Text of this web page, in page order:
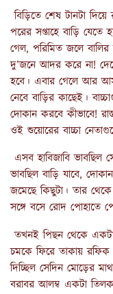
বিড়িতে শেষ টানটা
পরের সপ্তাহে বাড়ি
গেল, পরিমিত জলে বালির
দু’জনে আদর করে না!
হবে। এবার গেলে আর
নেবে বাড়ির কাছেই।
দোকান করবে কীভাবে!
ওই শুয়োরের বাচ্চা
এসব হাবিজাবি
ভাবছিল বাড়ি যাবে,
জমেছে কিছুটা। তার
সঙ্গে বসে রোদ পোহাতে
তখনই পিছন থেকে একটা
চমকে ফিরে তাকায়
দিচ্ছিল সেদিন মোড়ের
বরাবর আলম্ব একটা